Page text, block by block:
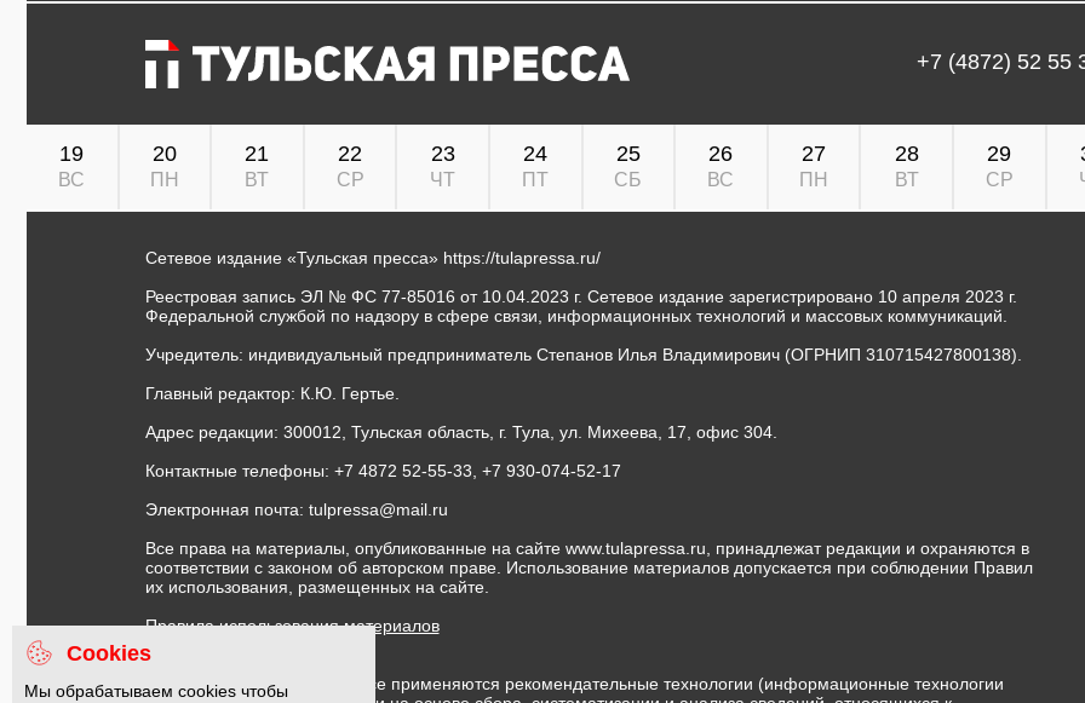
+7 (4872) 52 55
19
ВС
20
ПН
21
ВТ
22
СР
23
ЧТ
24
ПТ
25
СБ
26
ВС
27
ПН
28
ВТ
29
СР
Сетевое издание «Тульская пресса» https://tulapressa.ru/
Реестровая запись ЭЛ № ФС 77-85016 от 10.04.2023 г. Сетевое издание зарегистрировано 10 апреля 2023 г.
Федеральной службой по надзору в сфере связи, информационных технологий и массовых коммуникаций.
Учредитель: индивидуальный предприниматель Степанов Илья Владимирович (ОГРНИП 310715427800138).
Главный редактор: К.Ю. Гертье.
Адрес редакции: 300012, Тульская область, г. Тула, ул. Михеева, 17, офис 304.
Контактные телефоны: +7 4872 52-55-33, +7 930-074-52-17
Электронная почта: tulpressa@mail.ru
Все права на материалы, опубликованные на сайте www.tulapressa.ru, принадлежат редакции и охраняются в
соответствии с законом об авторском праве. Использование материалов допускается при соблюдении Правил
их использования, размещенных на сайте.
Правила использования материалов
Договор публичной оферты
На информационном ресурсе применяются рекомендательные технологии (информационные технологии
Cookies
Мы обрабатываем cookies чтобы